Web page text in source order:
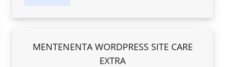
MENTENENTA WORDPRESS SITE CARE
EXTRA